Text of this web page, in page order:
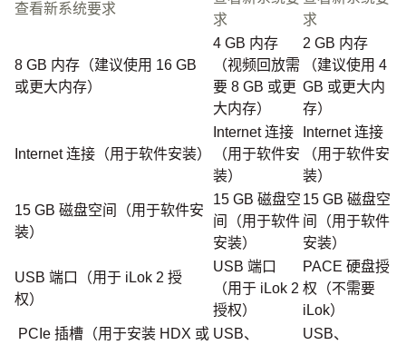
查看新系统要求
求
求
8 GB 内存（建议使用 16 GB
或更大内存）
4 GB 内存
（视频回放需
要 8 GB 或更
大内存）
2 GB 内存
（建议使用 4
GB 或更大内
存）
Internet 连接（用于软件安装）
Internet 连接
（用于软件安
装）
Internet 连接
（用于软件安
装）
15 GB 磁盘空间（用于软件安
装）
15 GB 磁盘空
间（用于软件
安装）
15 GB 磁盘空
间（用于软件
安装）
USB 端口（用于 iLok 2 授
权）
USB 端口
（用于 iLok 2
授权）
PACE 硬盘授
权（不需要
iLok）
PCIe 插槽（用于安装 HDX 或 USB、
USB、